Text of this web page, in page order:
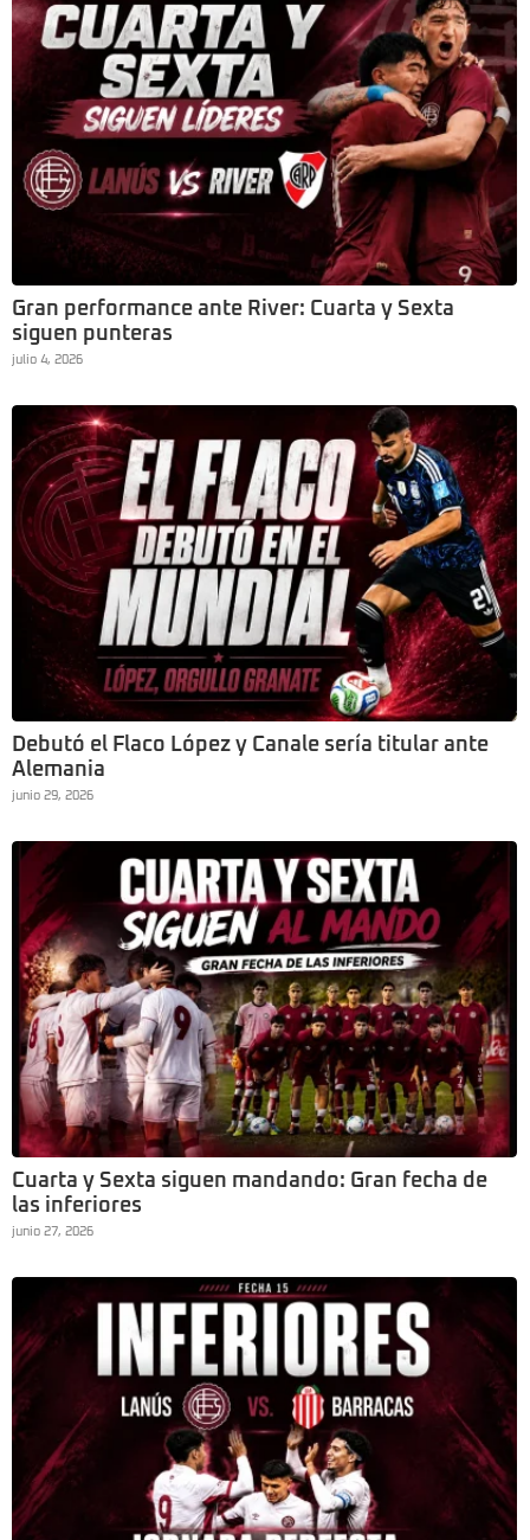
Gran performance ante River: Cuarta y Sexta
siguen punteras
julio 4, 2026
Debutó el Flaco López y Canale sería titular ante
Alemania
junio 29, 2026
Cuarta y Sexta siguen mandando: Gran fecha de
las inferiores
junio 27, 2026